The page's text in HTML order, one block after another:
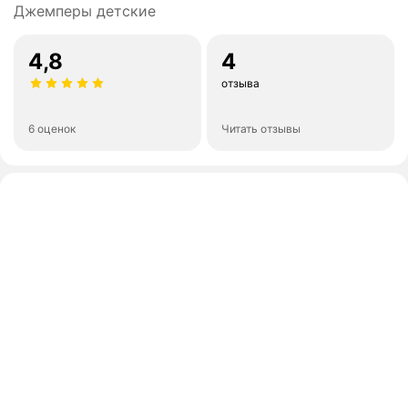
Джемперы детские
4,8
6 оценок
4
отзыва
Читать отзывы